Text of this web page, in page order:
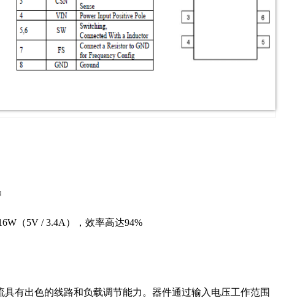
（5V / 3.4A），效率高达94%
出色的线路和负载调节能力。器件通过输入电压工作范围